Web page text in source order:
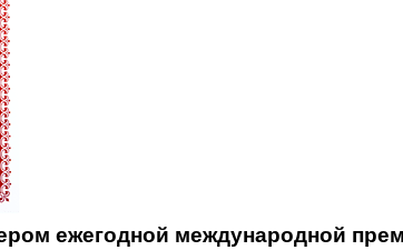
ежегодной международной